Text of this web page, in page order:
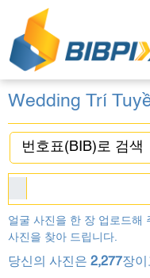
Wedding Trí
번호표(BIB)로 검색
얼굴 사진을 한 장 업로드해
사진을 찾아 드립니다.
당신의 사진은 2,277장